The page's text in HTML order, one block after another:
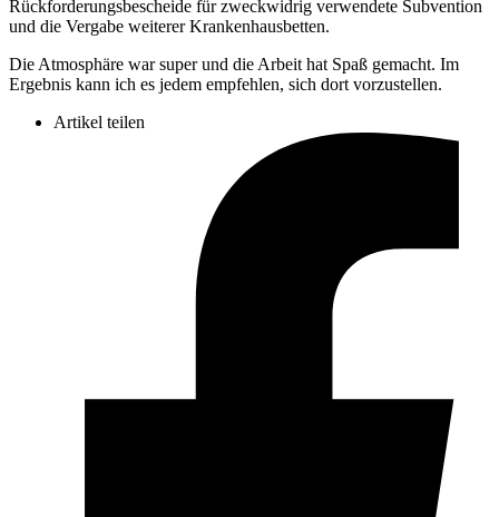
Rückforderungsbescheide für zweckwidrig verwendete Subvention
und die Vergabe weiterer Krankenhausbetten.
Die Atmosphäre war super und die Arbeit hat Spaß gemacht. Im
Ergebnis kann ich es jedem empfehlen, sich dort vorzustellen.
Artikel teilen